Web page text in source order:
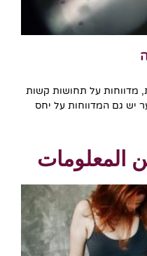
מדווחות על תחושות קשות
יש גם המדווחות על יחס
المعلومات